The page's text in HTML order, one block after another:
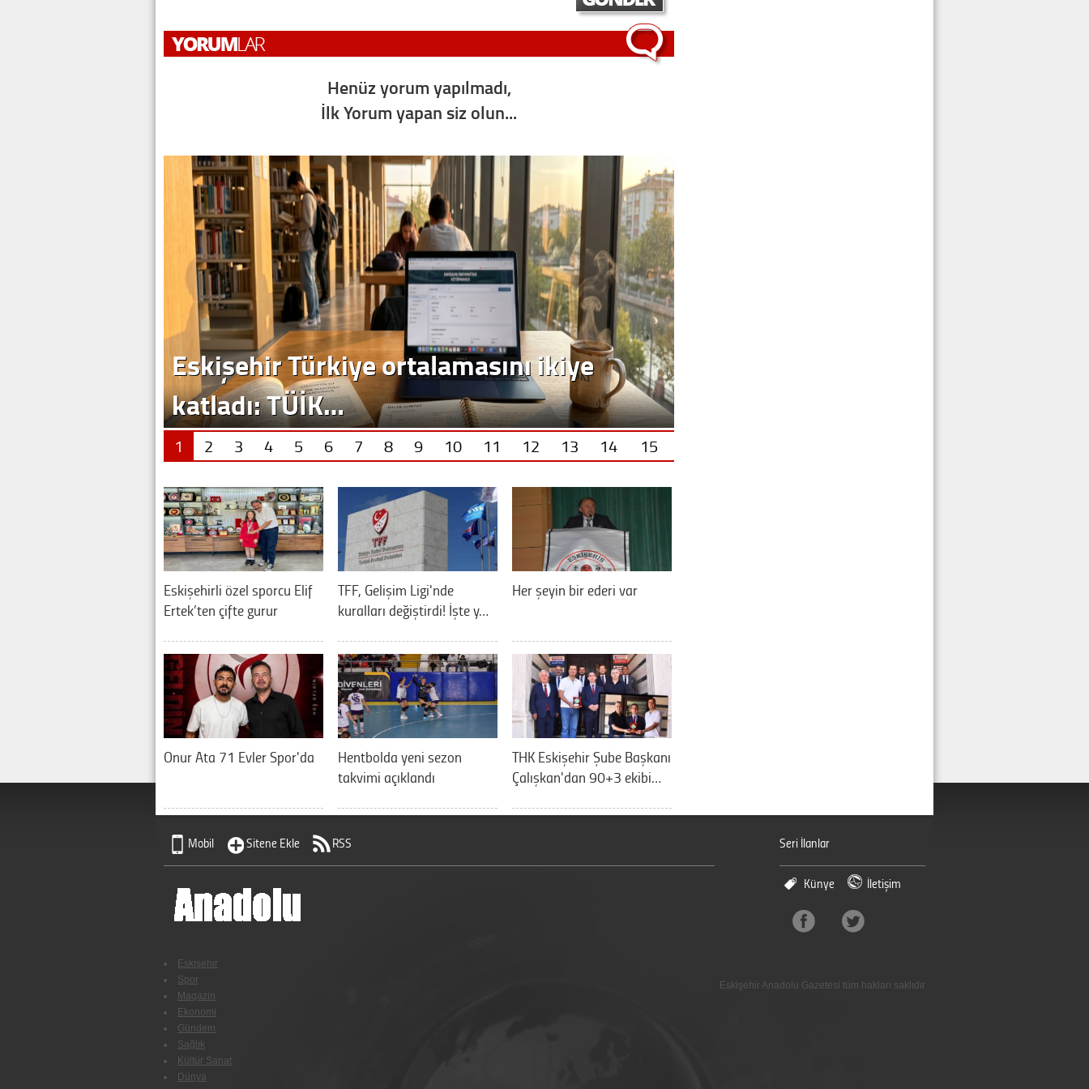
Henüz yorum yapılmadı,
İlk Yorum yapan siz olun...
1 2 3 4 5 6 7 8 9 10 11 12 13 14 15
Eskişehirli özel sporcu Elif
Ertek’ten çifte gurur
TFF, Gelişim Ligi'nde
kuralları değiştirdi! İşte y…
Her şeyin bir ederi var
Onur Ata 71 Evler Spor'da
Hentbolda yeni sezon
takvimi açıklandı
THK Eskişehir Şube Başkanı
Çalışkan'dan 90+3 ekibi…
Mobil Sitene Ekle RSS Seri İlanlar
Künye İletişim
Eskişehir
Spor
Magazin
Ekonomi
Gündem
Sağlık
Kültür Sanat
Dünya
Eskişehir Anadolu Gazetesi tüm hakları saklıdır